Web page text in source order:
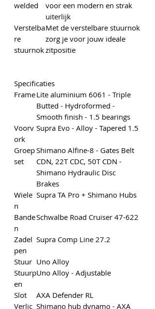
welded
voor een modern en strak
uiterlijk
Verstelba
re
stuurnok
Met de verstelbare stuurnok
zorg je voor jouw ideale
zitpositie
Specificaties
FrameLite aluminium 6061 - Triple
Butted - Hydroformed -
Smooth finish - 1.5 bearings
Voorv
ork
Supra Evo - Alloy - Tapered 1.5
Groep
set
Shimano Alfine-8 - Gates Belt
CDN, 22T CDC, 50T CDN -
Shimano Hydraulic Disc
Brakes
Wiele
n
Supra TA Pro + Shimano Hubs
Bande
n
Schwalbe Road Cruiser 47-622
Zadel
pen
Supra Comp Line 27.2
Stuur Uno Alloy
Stuurp
en
Uno Alloy - Adjustable
Slot
AXA Defender RL
Verlic Shimano hub dynamo - AXA